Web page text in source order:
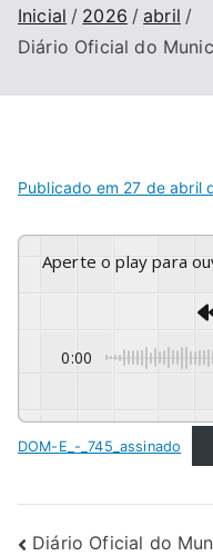
Inicial 2026
abril
Diário Oficial do
Publicado em 27 de abril
Aperte o play para
0:00
DOM-E_-_745_assinado
Diário Oficial do